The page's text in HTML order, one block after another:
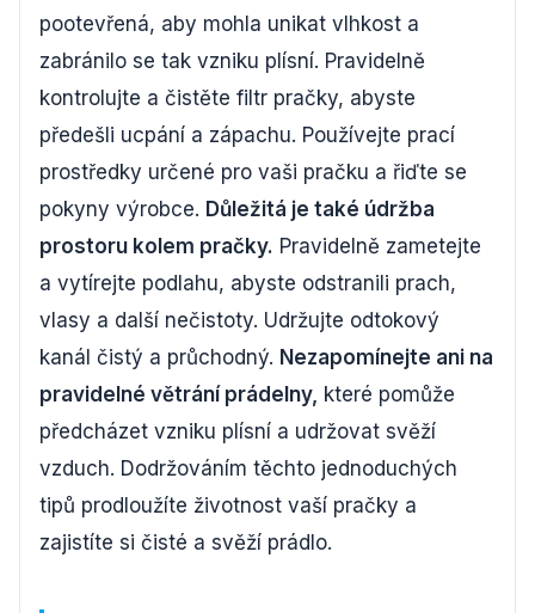
pootevřená, aby mohla unikat vlhkost a
zabránilo se tak vzniku plísní. Pravidelně
kontrolujte a čistěte filtr pračky, abyste
předešli ucpání a zápachu. Používejte prací
prostředky určené pro vaši pračku a řiďte se
pokyny výrobce. Důležitá je také údržba
prostoru kolem pračky. Pravidelně zametejte
a vytírejte podlahu, abyste odstranili prach,
vlasy a další nečistoty. Udržujte odtokový
kanál čistý a průchodný. Nezapomínejte ani na
pravidelné větrání prádelny, které pomůže
předcházet vzniku plísní a udržovat svěží
vzduch. Dodržováním těchto jednoduchých
tipů prodloužíte životnost vaší pračky a
zajistíte si čisté a svěží prádlo.